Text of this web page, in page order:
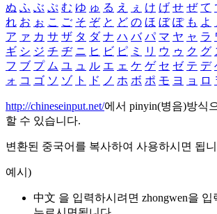
ぬ ふ ぶ ぷ む ゆ ゅ る え ぇ け げ せ ぜ て
れ お ぉ こ ご そ ぞ と ど の ほ ぼ ぽ も よ
ア ァ カ サ ザ タ ダ ナ ハ バ パ マ ヤ ャ ラ
ギ シ ジ チ ヂ ニ ヒ ビ ピ ミ リ ウ ゥ ク グ
フ ブ プ ム ユ ュ ル エ ェ ケ ゲ セ ゼ テ デ
ォ コ ゴ ソ ゾ ト ド ノ ホ ボ ポ モ ヨ ョ ロ
http://chineseinput.net/에서 pinyin(병음)방식
할 수 있습니다.
변환된 중국어를 복사하여 사용하시면 됩
예시)
中文 을 입력하시려면 zhongwen을 입